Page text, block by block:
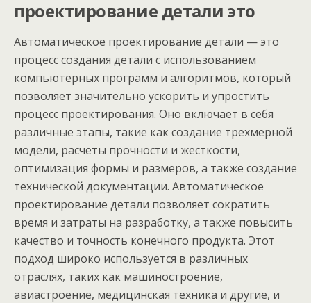
проектирование детали это
Автоматическое проектирование детали — это
процесс создания детали с использованием
компьютерных программ и алгоритмов, который
позволяет значительно ускорить и упростить
процесс проектирования. Оно включает в себя
различные этапы, такие как создание трехмерной
модели, расчеты прочности и жесткости,
оптимизация формы и размеров, а также создание
технической документации. Автоматическое
проектирование детали позволяет сократить
время и затраты на разработку, а также повысить
качество и точность конечного продукта. Этот
подход широко используется в различных
отраслях, таких как машиностроение,
авиастроение, медицинская техника и другие, и